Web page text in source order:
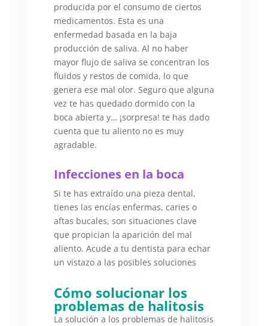
producida por el consumo de ciertos
medicamentos. Esta es una
enfermedad basada en la baja
producción de saliva. Al no haber
mayor flujo de saliva se concentran los
fluidos y restos de comida, lo que
genera ese mal olor. Seguro que alguna
vez te has quedado dormido con la
boca abierta y… ¡sorpresa! te has dado
cuenta que tu aliento no es muy
agradable.
Infecciones en la boca
Si te has extraído una pieza dental,
tienes las encías enfermas, caries o
aftas bucales, son situaciones clave
que propician la aparición del mal
aliento. Acude a tu dentista para echar
un vistazo a las posibles soluciones
Cómo solucionar los
problemas de halitosis
La solución a los problemas de halitosis